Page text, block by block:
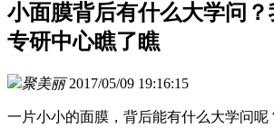
小面膜背后有什么大学问
专研中心瞧了瞧
聚美丽 2017/05/09 19:16:15
一片小小的面膜，背后能有什么大学问呢